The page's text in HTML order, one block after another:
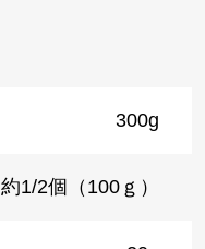
300g
約1/2個（100ｇ）